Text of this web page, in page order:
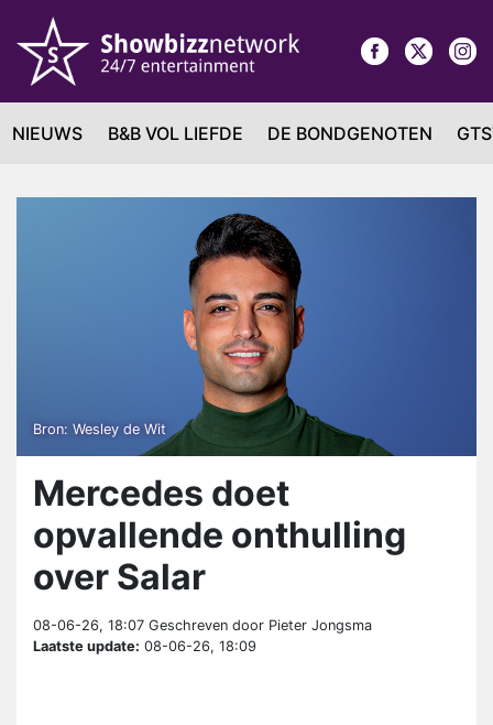
NIEUWS B&B VOL LIEFDE DE BONDGENOTEN
Bron: Wesley de Wit
Mercedes doet
opvallende onthulling
over Salar
08-06-26, 18:07 Geschreven door Pieter Jongsma
Laatste update: 08-06-26, 18:09